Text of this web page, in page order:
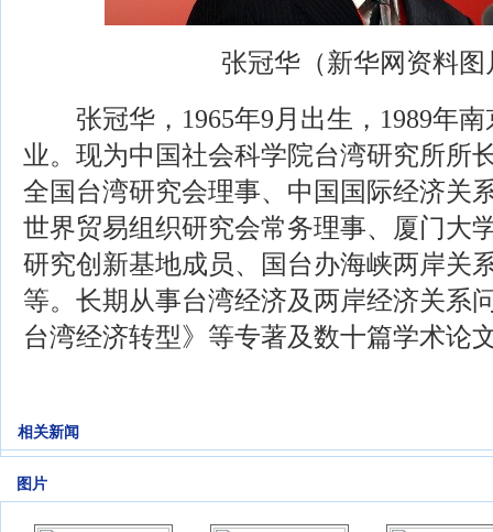
张冠华（新华网资料图
张冠华，1965年9月出生，1989年南
业。现为中国社会科学院台湾研究所所
全国台湾研究会理事、中国国际经济关
世界贸易组织研究会常务理事、厦门大
研究创新基地成员、国台办海峡两岸关
等。长期从事台湾经济及两岸经济关系
台湾经济转型》等专著及数十篇学术论
相关新闻
图片